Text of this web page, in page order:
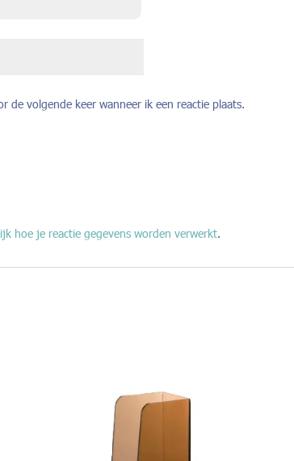
de volgende keer wanneer ik een reactie plaats.
hoe je reactie gegevens worden verwerkt.